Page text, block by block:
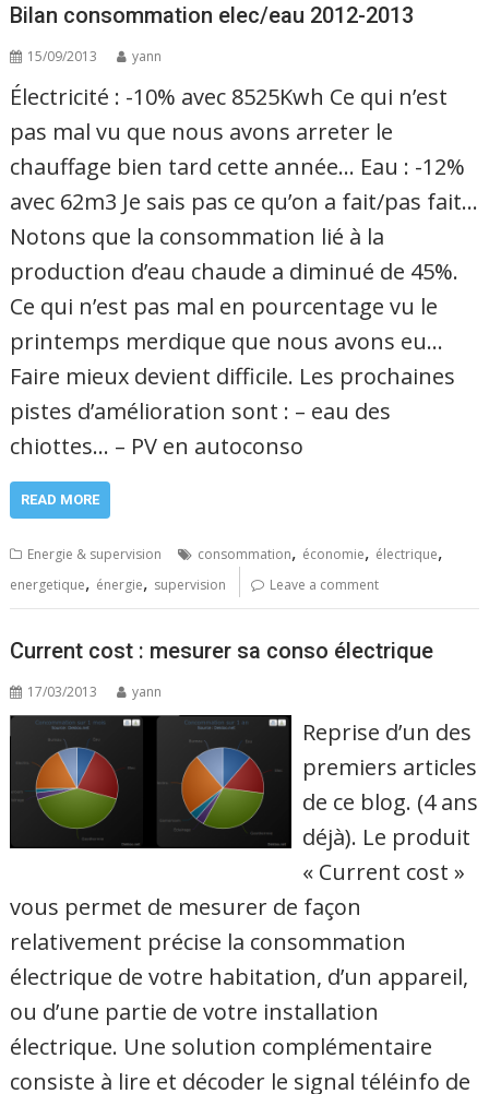
Bilan consommation elec/eau 2012-2013
15/09/2013 yann
Électricité : -10% avec 8525Kwh Ce qui n’est
pas mal vu que nous avons arreter le
chauffage bien tard cette année… Eau : -12%
avec 62m3 Je sais pas ce qu’on a fait/pas fait…
Notons que la consommation lié à la
production d’eau chaude a diminué de 45%.
Ce qui n’est pas mal en pourcentage vu le
printemps merdique que nous avons eu…
Faire mieux devient difficile. Les prochaines
pistes d’amélioration sont : – eau des
chiottes… – PV en autoconso
READ MORE
Energie & supervision consommation, économie, électrique,
energetique, énergie, supervision Leave a comment
Current cost : mesurer sa conso électrique
17/03/2013 yann
Reprise d’un des
premiers articles
de ce blog. (4 ans
déjà). Le produit
« Current cost »
vous permet de mesurer de façon
relativement précise la consommation
électrique de votre habitation, d’un appareil,
ou d’une partie de votre installation
électrique. Une solution complémentaire
consiste à lire et décoder le signal téléinfo de